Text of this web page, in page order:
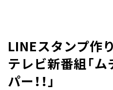
LINEスタンプ
テレビ新番組「ム
パー！！」